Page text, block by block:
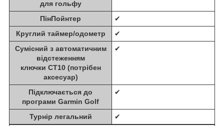
для гольфу
ПінПойнтер
✔
Круглий таймер/одометр
✔
Сумісний з автоматичним
відстеженням
ключки CT10 (потрібен
аксесуар)
✔
Підключається до
програми Garmin Golf
✔
Турнір легальний ✔